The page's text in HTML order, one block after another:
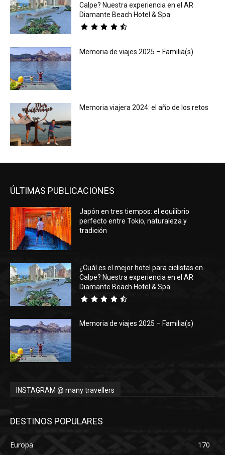
Calpe? Nuestra experiencia en el AR
Diamante Beach Hotel & Spa
Memoria de viajes 2025 – Familia(s)
Memoria viajera 2024: el año de los retos
ÚLTIMAS PUBLICACIONES
Japón en tres tiempos: el equilibrio
perfecto entre Tokio, naturaleza y
tradición
¿Cuál es el mejor hotel para ciclistas en
Calpe? Nuestra experiencia en el AR
Diamante Beach Hotel & Spa
Memoria de viajes 2025 – Familia(s)
INSTAGRAM @ many travellers
DESTINOS POPULARES
Europa
170